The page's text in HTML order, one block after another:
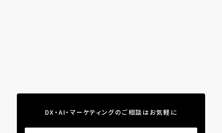
DX・AI・マーケティングのご相談はお気軽に